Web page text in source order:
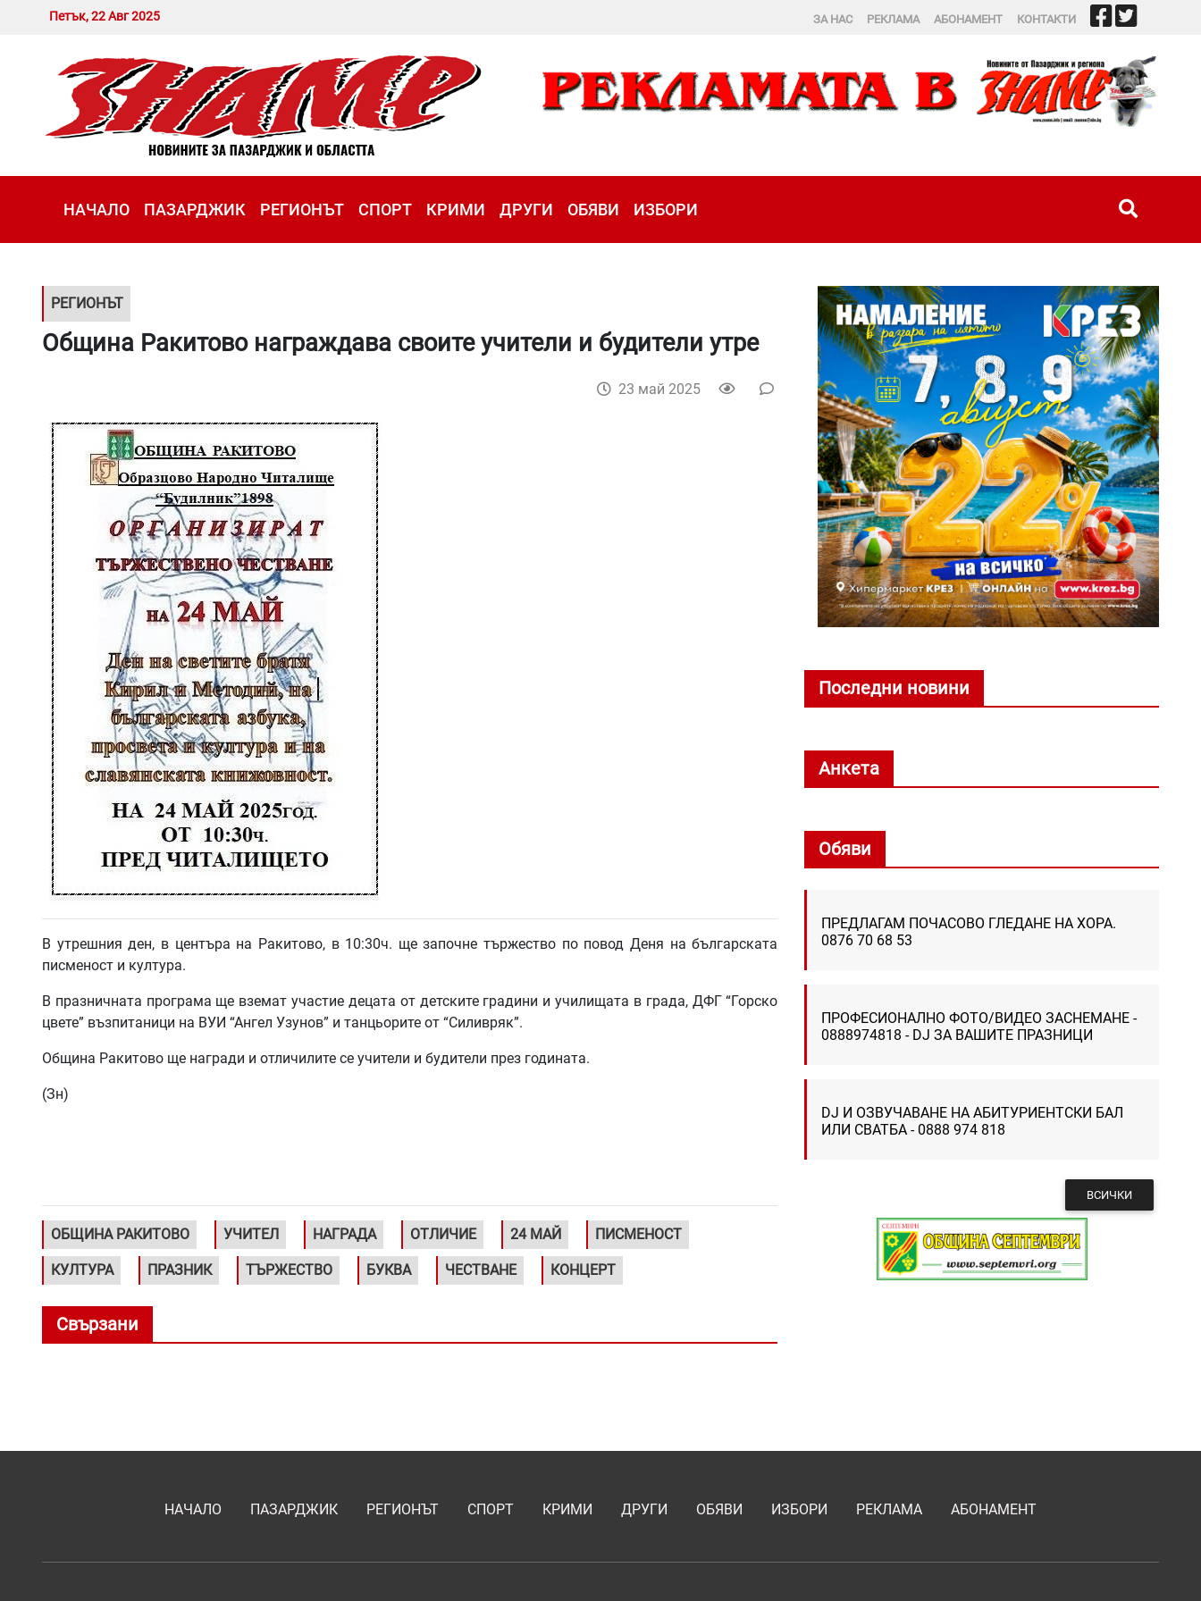
Петък, 22 Авг 2025 ЗА НАС РЕКЛАМА АБОНАМЕНТ КОНТАКТИ
НАЧАЛО ПАЗАРДЖИК РЕГИОНЪТ СПОРТ КРИМИ ДРУГИ ОБЯВИ ИЗБОРИ
РЕГИОНЪТ
Община Ракитово награждава своите учители и будители утре
23 май 2025
В утрешния ден, в центъра на Ракитово, в 10:30ч. ще започне тържество по повод Деня на българската
писменост и култура.
В празничната програма ще вземат участие децата от детските градини и училищата в града, ДФГ “Горско
цвете” възпитаници на ВУИ “Ангел Узунов” и танцьорите от “Силивряк”.
Община Ракитово ще награди и отличилите се учители и будители през годината.
(Зн)
ОБЩИНА РАКИТОВО УЧИТЕЛ НАГРАДА ОТЛИЧИЕ 24 МАЙ ПИСМЕНОСТ
КУЛТУРА ПРАЗНИК ТЪРЖЕСТВО БУКВА ЧЕСТВАНЕ КОНЦЕРТ
Свързани
Последни новини
Анкета
Обяви
ПРЕДЛАГАМ ПОЧАСОВО ГЛЕДАНЕ НА ХОРА.
0876 70 68 53
ПРОФЕСИОНАЛНО ФОТО/ВИДЕО ЗАСНЕМАНЕ -
0888974818 - DJ ЗА ВАШИТЕ ПРАЗНИЦИ
DJ И ОЗВУЧАВАНЕ НА АБИТУРИЕНТСКИ БАЛ
ИЛИ СВАТБА - 0888 974 818
ВСИЧКИ
НАЧАЛО ПАЗАРДЖИК РЕГИОНЪТ СПОРТ КРИМИ ДРУГИ ОБЯВИ ИЗБОРИ РЕКЛАМА АБОНАМЕНТ